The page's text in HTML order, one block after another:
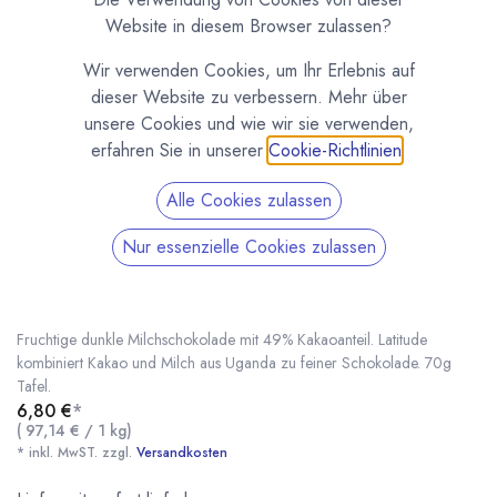
Dunkle Milchschokolade 49% Tafel von
Fruchtige dunkle Milchschokolade mit 49% Kakaoanteil. Latitude
kombiniert Kakao und Milch aus Uganda zu feiner Schokolade. 70g
Tafel.
6,80 €*
( 97,14 € / 1 kg)
* inkl. MwST. zzgl. Versandkosten
Website in diesem Browser zulassen?
Wir verwenden Cookies, um Ihr Erlebnis auf
dieser Website zu verbessern. Mehr über
unsere Cookies und wie wir sie verwenden,
erfahren Sie in unserer Cookie-Richtlinien
Alle Cookies zulassen
Nur essenzielle Cookies zulassen